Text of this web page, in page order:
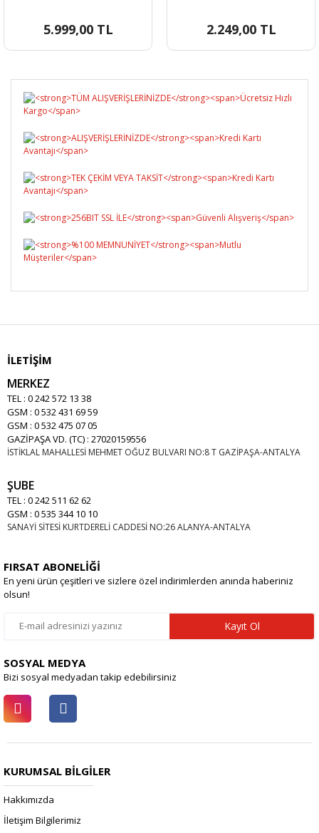
5.999,00 TL 2.249,00 TL
İLETİŞİM
MERKEZ
TEL : 0 242 572 13 38
GSM : 0 532 431 69 59
GSM : 0 532 475 07 05
GAZİPAŞA VD. (TC) : 27020159556
İSTİKLAL MAHALLESİ MEHMET OĞUZ BULVARI NO:8 T GAZİPAŞA-ANTALYA
ŞUBE
TEL : 0 242 511 62 62
GSM : 0 535 344 10 10
SANAYİ SİTESİ KURTDERELİ CADDESİ NO:26 ALANYA-ANTALYA
FIRSAT ABONELİĞİ
En yeni ürün çeşitleri ve sizlere özel indirimlerden anında haberiniz
olsun!
Kayıt Ol
SOSYAL MEDYA
Bizi sosyal medyadan takip edebilirsiniz
KURUMSAL BİLGİLER
Hakkımızda
İletişim Bilgilerimiz